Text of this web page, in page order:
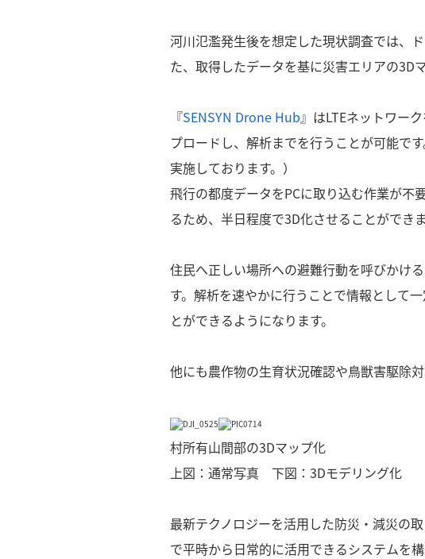
河川氾濫発生後を想定した現状調査では、
た、取得したデータを基に災害エリアの3D
『SENSYN Drone Hub』はLTEネットワー
プロードし、解析までを行うことが可能で
実施しております。）
飛行の都度データをPCに取り込む作業が不
るため、半日程度で3D化させることができま
住民へ正しい場所への避難行動を呼びかけ
す。解析を速やかに行うことで情報として
とができるようになります。
他にも農作物の生育状況確認や鳥獣害駆除
村所有山間部の3Dマップ化
上図：通常写真 下図：3Dモデリング化
最新テクノロジーを活用した防災・減災の
で平時から日常的に活用できるシステムを